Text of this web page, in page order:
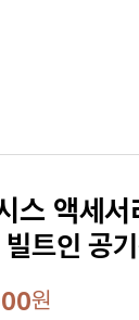
스 액세서
트인 공기
원